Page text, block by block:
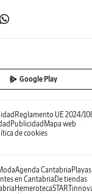
Google Play
Reglamento UE 2024/
PublicidadMapa web
de cookies
Agenda CantabriaPlayas
en CantabriaDe tiendas
Hemeroteca